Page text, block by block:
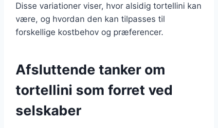
Disse variationer viser, hvor alsidig tortellini kan
være, og hvordan den kan tilpasses til
forskellige kostbehov og præferencer.
Afsluttende tanker om
tortellini som forret ved
selskaber